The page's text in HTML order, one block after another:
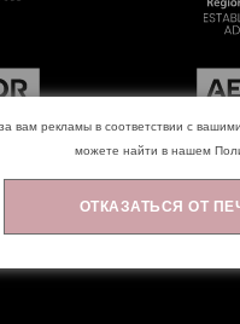
вам рекламы в соответствии с
можете найти в нашем
ОТКАЗАТЬСЯ ОТ
Политика